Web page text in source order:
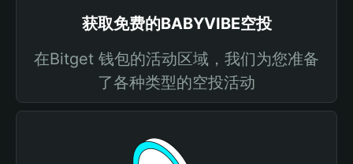
获取免费的BABYVIBE空投
在Bitget 钱包的活动区域，我们为您准备
了各种类型的空投活动